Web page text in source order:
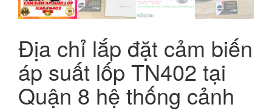
Địa chỉ lắp đặt cảm biến
áp suất lốp TN402 tại
Quận 8 hệ thống cảnh